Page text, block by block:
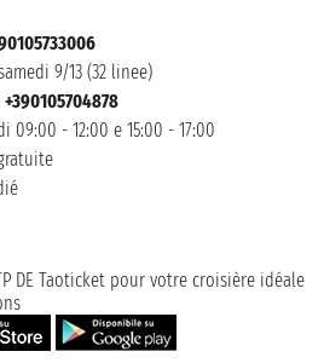
9/13 (32 linee)
09:00 - 12:00 e 15:00 - 17:00
DE Taoticket pour votre croisière idéale